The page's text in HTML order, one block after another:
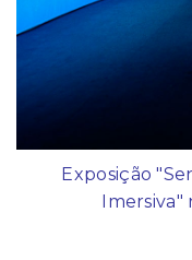
Exposição